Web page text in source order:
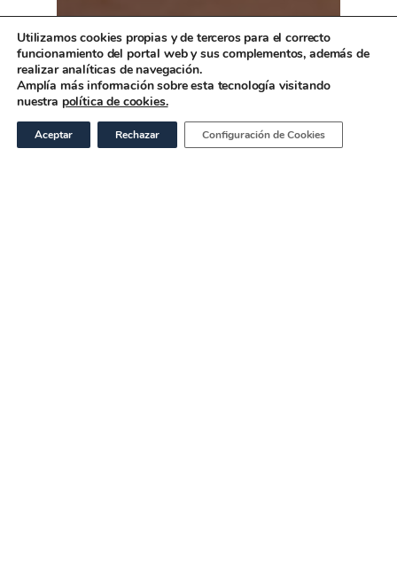
Utilizamos cookies propias y de terceros para el correcto
funcionamiento del portal web y sus complementos, además de
realizar analíticas de navegación.
Amplía más información sobre esta tecnología visitando
nuestra política de cookies.
Aceptar Rechazar Configuración de Cookies